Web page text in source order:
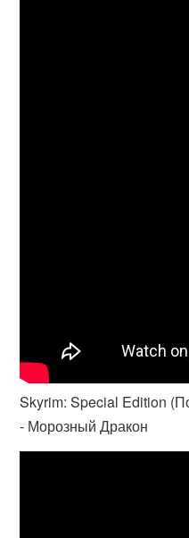
Skyrim: Special Edition
- Морозный Дракон